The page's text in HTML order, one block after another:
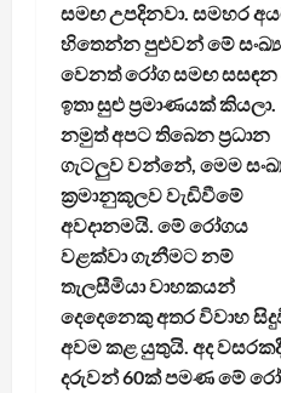
සමඟ උපදිනවා. සමහර
හිතෙන්න පුළුවන් මේ
වෙනත් රෝග සමඟ සසඳන
ඉතා සුළු ප්‍රමාණයක් කියලා.
නමුත් අපට තිබෙන ප්‍රධාන
ගැටලුව වන්නේ, මෙම
ක්‍රමානුකූලව වැඩිවීමේ
අවදානමයි. මේ රෝගය
වළක්වා ගැනීමට නම්
තැලසීමියා වාහකයන්
දෙදෙනෙකු අතර විවාහ
අවම කළ යුතුයි. අද
දරුවන් 60ක් පමණ මේ